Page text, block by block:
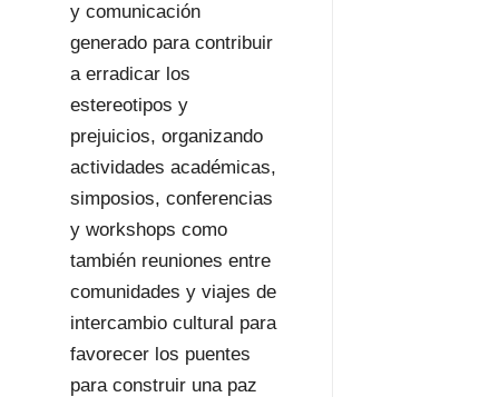
y comunicación
generado para contribuir
a erradicar los
estereotipos y
prejuicios, organizando
actividades académicas,
simposios, conferencias
y workshops como
también reuniones entre
comunidades y viajes de
intercambio cultural para
favorecer los puentes
para construir una paz